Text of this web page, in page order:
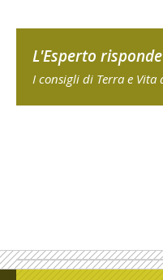
L'Esperto risponde
I consigli di Terra e